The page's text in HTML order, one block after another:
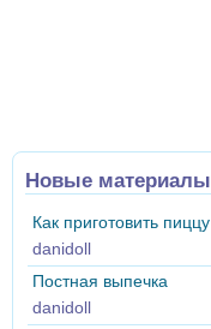
Новые материалы
Как приготовить пиццу
danidoll
Постная выпечка
danidoll